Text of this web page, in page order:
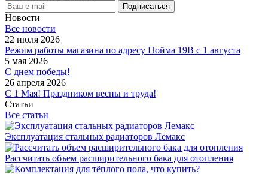
Новости
Все новости
22 июля 2026
Режим работы магазина по адресу Пойма 19В с 1 августа
5 мая 2026
С днем победы!
26 апреля 2026
С 1 Мая! Праздником весны и труда!
Статьи
Все статьи
Эксплуатация стальных радиаторов Лемакс
Рассчитать объем расширительного бака для отопления